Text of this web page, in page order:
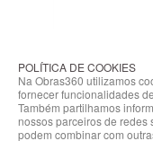
POLÍTICA DE COOKIES
Na Obras360 utilizamos
fornecer funcionalidades
Também partilhamos
nossos parceiros de
podem combinar com